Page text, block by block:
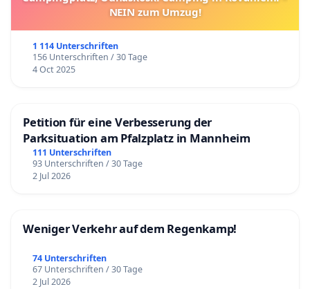
NEIN zum Umzug!
1 114 Unterschriften
156 Unterschriften / 30 Tage
4 Oct 2025
Petition für eine Verbesserung der
Parksituation am Pfalzplatz in Mannheim
111 Unterschriften
93 Unterschriften / 30 Tage
2 Jul 2026
Weniger Verkehr auf dem Regenkamp!
74 Unterschriften
67 Unterschriften / 30 Tage
2 Jul 2026